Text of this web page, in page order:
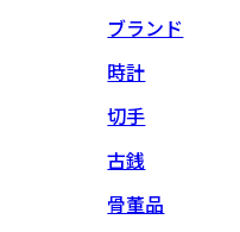
ブランド
時計
切手
古銭
骨董品